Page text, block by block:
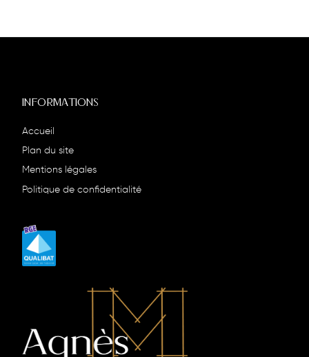
INFORMATIONS
Accueil
Plan du site
Mentions légales
Politique de confidentialité